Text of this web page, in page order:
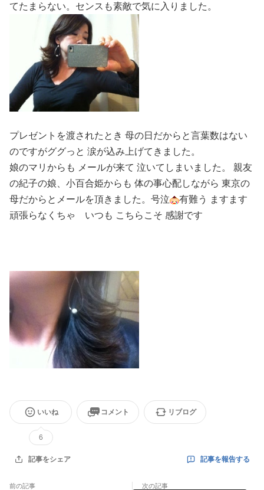
てたまらない。センスも素敵で気に入りました。
プレゼントを渡されたとき 母の日だからと言葉数はない
のですがググっと 涙が込み上げてきました。
娘のマリからも メールが来て 泣いてしまいました。 親友
の紀子の娘、小百合姫からも 体の事心配しながら 東京の
母だからとメールを頂きました。号泣
有難う ますます
頑張らなくちゃ
いつも こちらこそ 感謝です
いいね
6
コメント リブログ
記事をシェア 記事を報告する
前の記事 次の記事